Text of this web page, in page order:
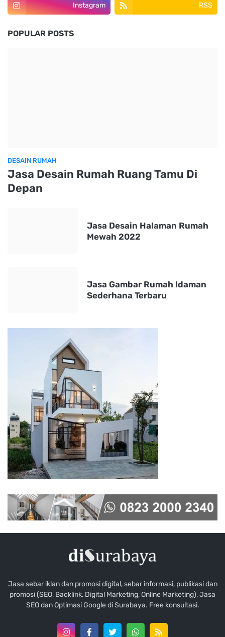
Instagram RSS
POPULAR POSTS
DESAIN RUMAH
Jasa Desain Rumah Ruang Tamu Di
Depan
Jasa Desain Halaman Rumah
Mewah 2022
Jasa Gambar Rumah Idaman
Sederhana Terbaru
Jasa sebar iklan dan promosi digital, sebar informasi, publikasi dan
promosi (SEO, Backlink, Digital Marketing, Online Marketing), Jasa
SEO dan Optimasi Google di Surabaya. Free konsultasi.